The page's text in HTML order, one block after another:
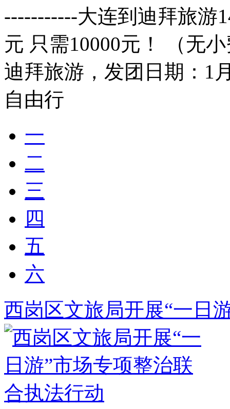
-----------大连到迪拜旅游
元 只需10000元！ （无
迪拜旅游，发团日期：1
自由行
一
二
三
四
五
六
西岗区文旅局开展“一日